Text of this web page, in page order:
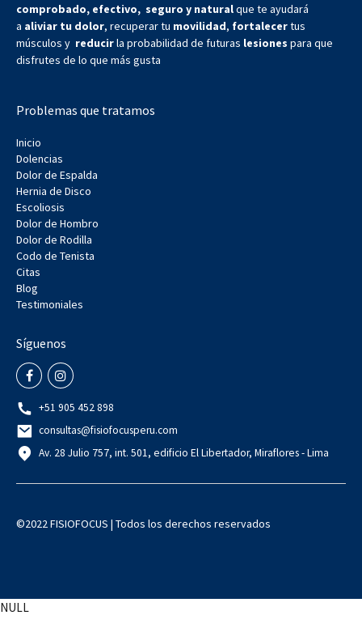
comprobado, efectivo, seguro y naturalque te ayudará
a aliviar tu dolor, recuperar tu movilidad, fortalecertus
músculos y reducirla probabilidad de futuras lesiones para que
disfrutes de lo que más gusta
Problemas que tratamos
Inicio
Dolencias
Dolor de Espalda
Hernia de Disco
Escoliosis
Dolor de Hombro
Dolor de Rodilla
Codo de Tenista
Citas
Blog
Testimoniales
Síguenos
+51 905 452 898
consultas@fisiofocusperu.com
Av. 28 Julio 757, int. 501, edificio El Libertador, Miraflores - Lima
©2022 FISIOFOCUS | Todos los derechos reservados
NULL